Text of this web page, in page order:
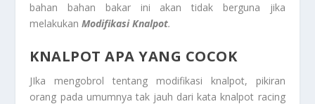
bahan bahan bakar ini akan tidak berguna jika
melakukanModifikasi Knalpot.
KNALPOT APA YANG COCOK
JIka mengobrol tentang modifikasi knalpot, pikiran
orang pada umumnya tak jauh dari kata knalpot racing